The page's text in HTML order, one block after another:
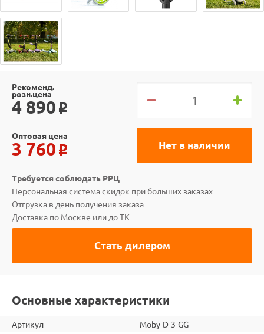
Рекоменд.
розн.цена
4 890 o
Нет в наличии
Оптовая цена
3 760 o
Требуется соблюдать РРЦ
Персональная система скидок при больших заказах
Отгрузка в день получения заказа
Доставка по Москве или до ТК
Стать дилером
Основные характеристики
Артикул
Moby-D-3-GG